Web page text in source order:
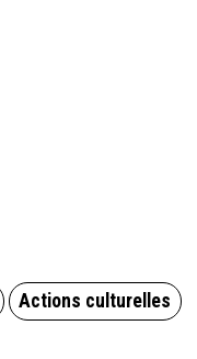
Actions culturelles